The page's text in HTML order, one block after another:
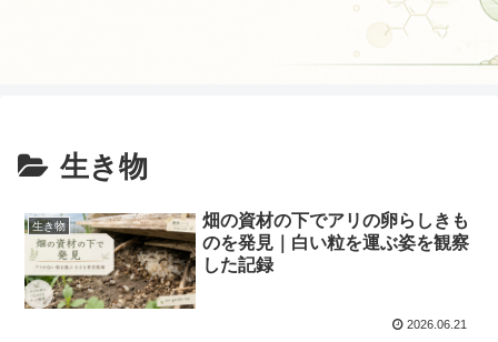
生き物
生き物
畑の資材の下でアリの卵らしきも
のを発見｜白い粒を運ぶ姿を観察
した記録
2026.06.21